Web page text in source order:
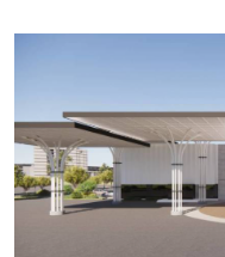
高雄新市鎮展現極強的「
這群具備「高學歷、高
經理人，不僅帶動區域
圖。在少子化趨勢下，
教養策略全面走向「菁